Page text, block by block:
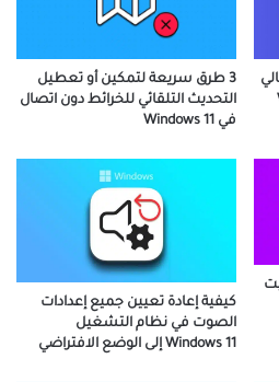
3 طرق سريعة لتمكين أو تعطيل
التحديث التلقائي للخرائط دون اتصال
في Windows 11
كيفية إعادة تعيين جميع إعدادات
الصوت في نظام التشغيل
Windows 11 إلى الوضع الافتراضي